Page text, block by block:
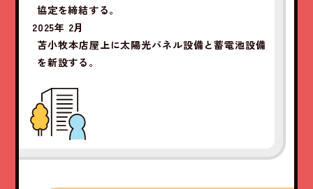
協定を締結する。
2025年 2月
苫小牧本店屋上に太陽光パネル設備と蓄電池設備
を新設する。